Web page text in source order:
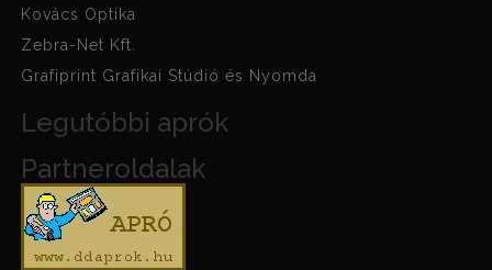
Kovács Optika
Zebra-Net Kft.
Grafiprint Grafikai Stúdió és Nyomda
Legutóbbi aprók
Partneroldalak